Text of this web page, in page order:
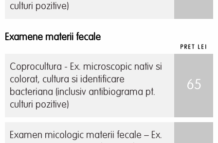
culturi pozitive)
Examene materii fecale
PRET LEI
Coprocultura - Ex. microscopic nativ si
colorat, cultura si identificare
bacteriana (inclusiv antibiograma pt.
culturi pozitive)
65
Examen micologic materii fecale – Ex.